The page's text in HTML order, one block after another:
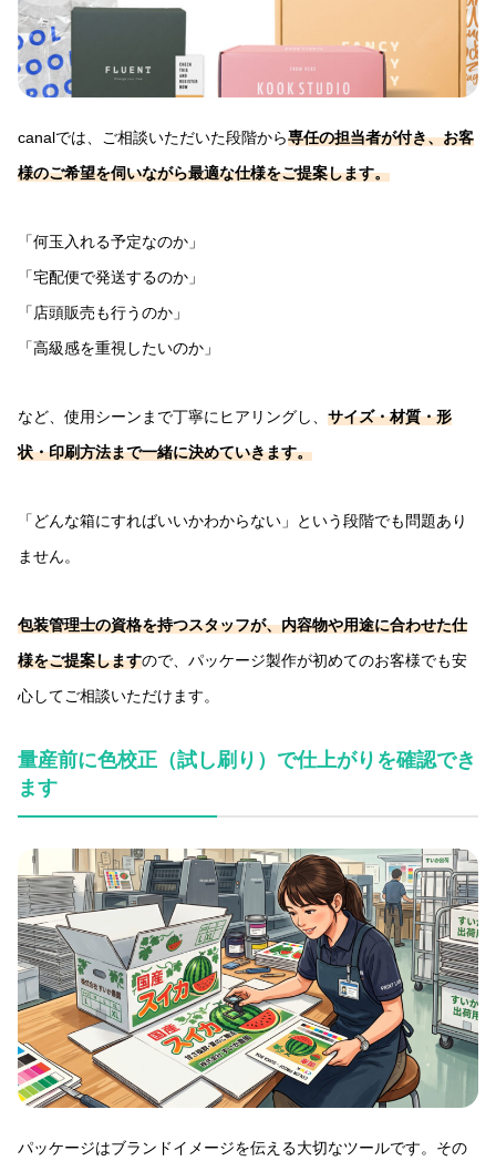
canalでは、ご相談いただいた段階から専任の担当者が付き、お客
様のご希望を伺いながら最適な仕様をご提案します。
「何玉入れる予定なのか」
「宅配便で発送するのか」
「店頭販売も行うのか」
「高級感を重視したいのか」
など、使用シーンまで丁寧にヒアリングし、 サイズ・材質・形
状・印刷方法まで一緒に決めていきます。
「どんな箱にすればいいかわからない」という段階でも問題あり
ません。
包装管理士の資格を持つスタッフが、内容物や用途に合わせた仕
様をご提案しますので、パッケージ製作が初めてのお客様でも安
心してご相談いただけます。
量産前に色校正（試し刷り）で仕上がりを確認でき
ます
パッケージはブランドイメージを伝える大切なツールです。その